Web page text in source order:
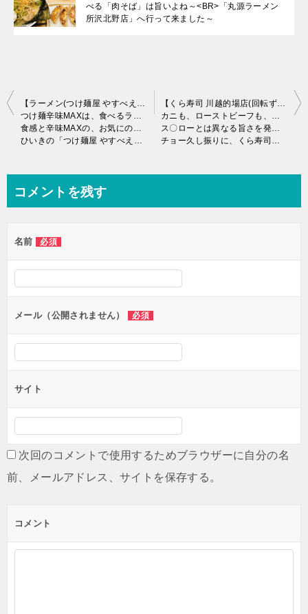
べる「肉そば」は旨いよね～<BR>「丸源ラーメン
所沢北野店」へ行って来ました～
投
ゲ
ー
【ラーメン(つけ麺屋 やすべえ高田馬場店)＋ベロワンコw】
つけ麺辛味MAXは、食べるラー油がガンガン入っている♪
食感と辛味MAXの、お気にのつけ麺♪
ひいきの「つけ麺屋 やすべえ高田馬場店」に行ったよ♪
【くら寿司 川越的場店(回転ずし)＋タントエグゼのツライチ計画w】
カニも、ローストビーフも、ウニも、テンコ盛りw
ス〇ローとは異なる旨さを発見か!?
チョー久し振りに、くら寿司へ行って来ました～
コメントを残す
名前 必須
メール（公開されません） 必須
サイト
次回のコメントで使用するためブラウザーに自分の名
前、メールアドレス、サイトを保存する。
コメント